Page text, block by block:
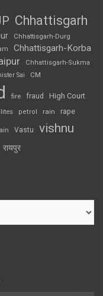
Chhattisgarh
Chhattisgarh-Durg
Chhattisgarh-Korba
Chhattisgarh-Sukma
Sai CM
fire fraud High Court
petrol rain rape
Vastu vishnu
रायपुर